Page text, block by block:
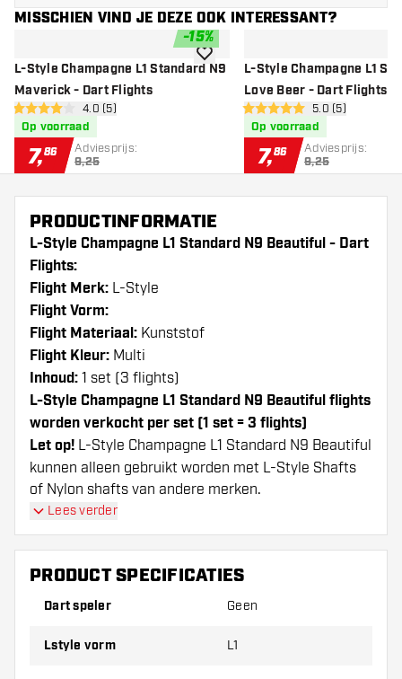
MISSCHIEN VIND JE DEZE OOK INTERESSANT?
-15%
L-Style Champagne L1 Standard N9
Maverick - Dart Flights
open reviews drawer
4 score sterren4.0 (5)
Op voorraad
7,86 Adviesprijs:
9,25
toevoegen aan verlanglijst
L-Style Champagne L1
Love Beer - Dart Flights
open reviews
5 score sterren5.0 (5)
Op voorraad
7,86 Adviesprijs:
9,25
PRODUCTINFORMATIE
L-Style Champagne L1 Standard N9 Beautiful - Dart
Flights:
Flight Merk: L-Style
Flight Vorm:
Flight Materiaal: Kunststof
Flight Kleur: Multi
Inhoud: 1 set (3 flights)
L-Style Champagne L1 Standard N9 Beautiful flights
worden verkocht per set (1 set = 3 flights)
Let op! L-Style Champagne L1 Standard N9 Beautiful
kunnen alleen gebruikt worden met L-Style Shafts
of Nylon shafts van andere merken.
Dartshopper tip!
de hand hebt. Deze kunnen slijten of kapot gaan
door gebruik.
Lees verder
PRODUCT SPECIFICATIES
Dart speler Geen
Lstyle vorm L1